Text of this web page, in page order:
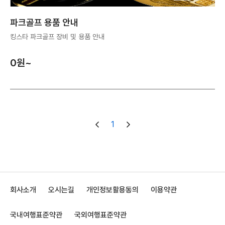
파크골프 용품 안내
킹스타 파크골프 장비 및 용품 안내
0원~
1
회사소개 오시는길 개인정보활용동의 이용약관
국내여행표준약관 국외여행표준약관